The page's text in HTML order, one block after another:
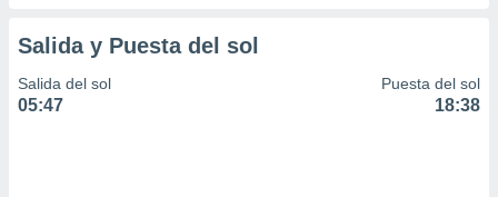
Salida y Puesta del sol
Salida del sol
05:47
Puesta del sol
18:38